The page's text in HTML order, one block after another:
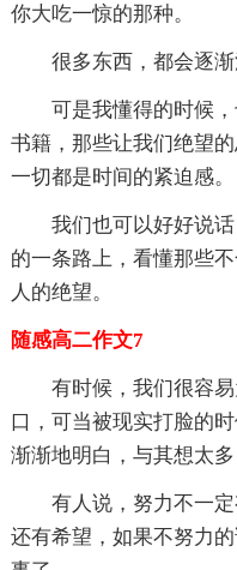
你大吃一惊的那种。
很多东西，都会逐渐
可是我懂得的时候
书籍，那些让我们绝望
一切都是时间的紧迫感。
我们也可以好好说
的一条路上，看懂那些
人的绝望。
随感高二作文7
有时候，我们很容
口，可当被现实打脸的
渐渐地明白，与其想太
有人说，努力不一
还有希望，如果不努力